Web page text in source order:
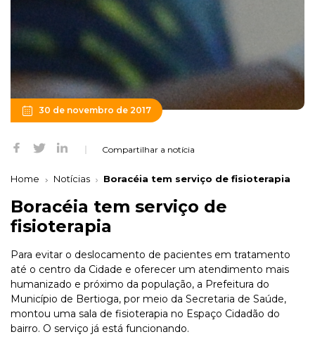
30 de novembro de 2017
Compartilhar a notícia
Home Notícias Boracéia tem serviço de fisioterapia
Boracéia tem serviço de
fisioterapia
Para evitar o deslocamento de pacientes em tratamento
até o centro da Cidade e oferecer um atendimento mais
humanizado e próximo da população, a Prefeitura do
Município de Bertioga, por meio da Secretaria de Saúde,
montou uma sala de fisioterapia no Espaço Cidadão do
bairro. O serviço já está funcionando.